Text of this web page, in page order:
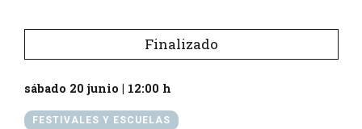
Finalizado
sábado 20 junio | 12:00 h
FESTIVALES Y ESCUELAS